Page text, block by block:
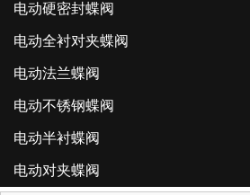
电动硬密封蝶阀
电动全衬对夹蝶阀
电动法兰蝶阀
电动不锈钢蝶阀
电动半衬蝶阀
电动对夹蝶阀